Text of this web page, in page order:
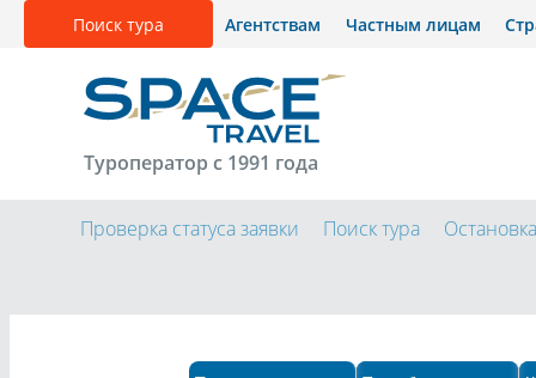
Поиск тура Агентствам Частным лицам
Туроператор с 1991 года
Проверка статуса заявки Поиск тура